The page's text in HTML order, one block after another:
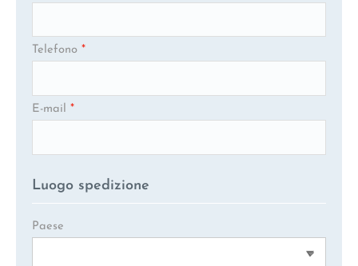
Telefono *
E-mail *
Luogo spedizione
Paese